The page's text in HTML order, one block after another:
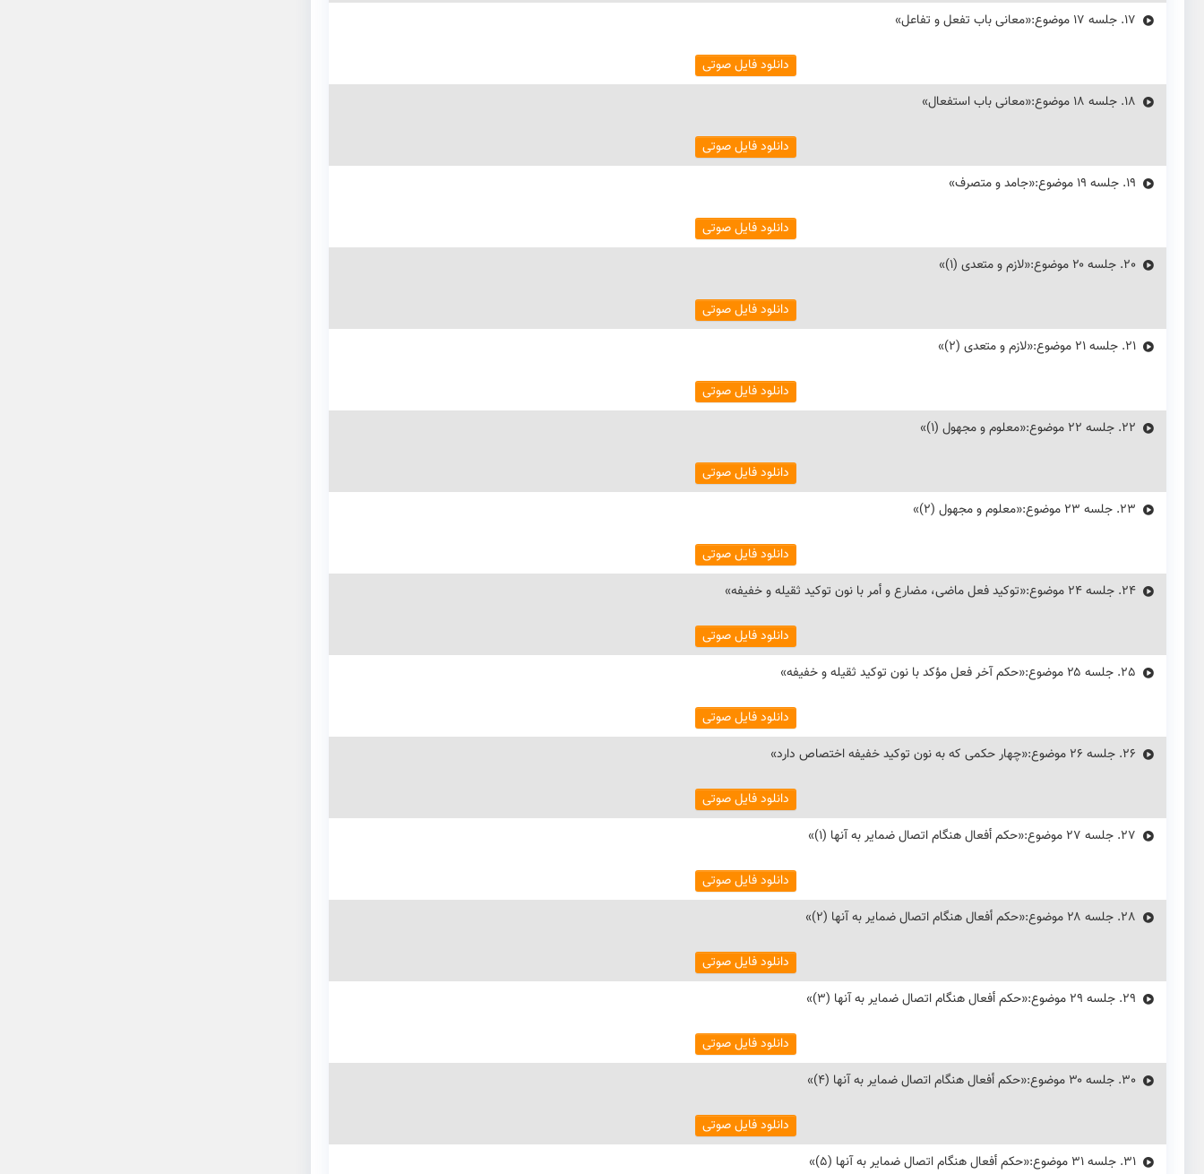
17. جلسه ۱۷ موضوع:«معانی باب تفعل و تفاعل»
دانلود فایل صوتی
18. جلسه ۱۸ موضوع:«معانی باب استفعال»
دانلود فایل صوتی
19. جلسه ۱۹ موضوع:«جامد و متصرف»
دانلود فایل صوتی
20. جلسه ۲۰ موضوع:«لازم و متعدی (۱)»
دانلود فایل صوتی
21. جلسه ۲۱ موضوع:«لازم و متعدی (۲)»
دانلود فایل صوتی
22. جلسه ۲۲ موضوع:«معلوم و مجهول (۱)»
دانلود فایل صوتی
23. جلسه ۲۳ موضوع:«معلوم و مجهول (۲)»
دانلود فایل صوتی
24. جلسه ۲۴ موضوع:«توکید فعل ماضی، مضارع و أمر با نون توکید ثقیله و خفیفه»
دانلود فایل صوتی
25. جلسه ۲۵ موضوع:«حکم آخر فعل مؤکد با نون توکید ثقیله و خفیفه»
دانلود فایل صوتی
26. جلسه ۲۶ موضوع:«چهار حکمی که به نون توکید خفیفه اختصاص دارد»
دانلود فایل صوتی
27. جلسه ۲۷ موضوع:«حکم أفعال هنگام اتصال ضمایر به آنها (۱)»
دانلود فایل صوتی
28. جلسه ۲۸ موضوع:«حکم أفعال هنگام اتصال ضمایر به آنها (۲)»
دانلود فایل صوتی
29. جلسه ۲۹ موضوع:«حکم أفعال هنگام اتصال ضمایر به آنها (۳)»
دانلود فایل صوتی
30. جلسه ۳۰ موضوع:«حکم أفعال هنگام اتصال ضمایر به آنها (۴)»
دانلود فایل صوتی
31. جلسه ۳۱ موضوع:«حکم أفعال هنگام اتصال ضمایر به آنها (۵)»